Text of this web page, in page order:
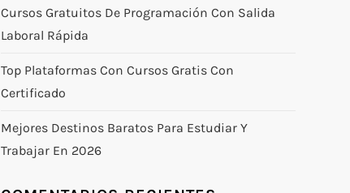
Cursos Gratuitos De Programación Con Salida
Laboral Rápida
Top Plataformas Con Cursos Gratis Con
Certificado
Mejores Destinos Baratos Para Estudiar Y
Trabajar En 2026